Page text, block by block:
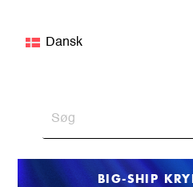
Dansk
BIG-SHIP